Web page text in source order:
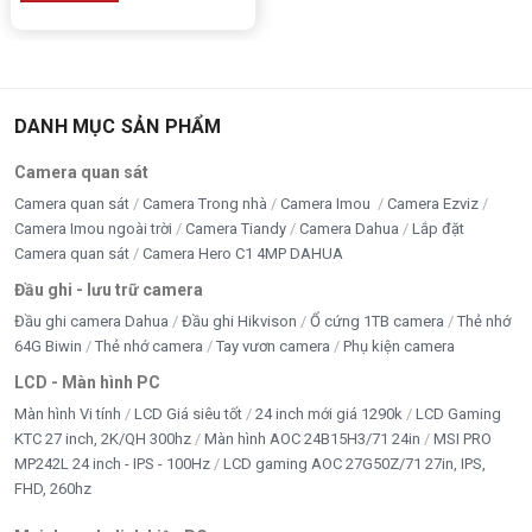
Thông số Chi tiết
Kích thước 23.8 inch (24 inch)
Độ phân giải
Tần số quét 100Hz
Thời gian đáp
14ms
Tấm nền
DANH MỤC SẢN PHẨM
Camera quan sát
Camera quan sát Camera Trong nhà Camera Imou
Camera Ezviz
Camera Imou ngoài trời
Camera Tiandy Camera Dahua
Lắp đặt
Camera quan sát
Camera Hero C1 4MP DAHUA
Đầu ghi - lưu trữ camera
Đầu ghi camera Dahua Đầu ghi Hikvison Ổ cứng 1TB camera
Thẻ nhớ
64G Biwin
Thẻ nhớ camera Tay vươn camera Phụ kiện camera
LCD - Màn hình PC
Màn hình Vi tính LCD Giá siêu tốt 24 inch mới giá 1290k
LCD Gaming
KTC 27 inch, 2K/QH 300hz
Màn hình AOC 24B15H3/71 24in
MSI PRO
MP242L 24 inch - IPS - 100Hz
LCD gaming AOC 27G50Z/71 27in, IPS,
FHD, 260hz